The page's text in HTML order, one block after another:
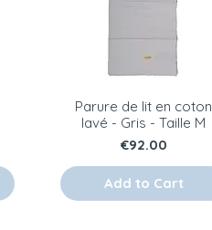
Parure de lit en coton
lavé - Gris - Taille M
Price
€92.00
Add to Cart